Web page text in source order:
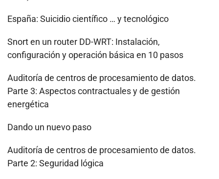
España: Suicidio científico … y tecnológico
Snort en un router DD-WRT: Instalación,
configuración y operación básica en 10 pasos
Auditoría de centros de procesamiento de datos.
Parte 3: Aspectos contractuales y de gestión
energética
Dando un nuevo paso
Auditoría de centros de procesamiento de datos.
Parte 2: Seguridad lógica